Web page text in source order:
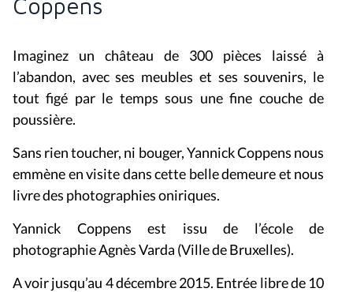
Imaginez un château de 300 pièces laissé à
l’abandon, avec ses meubles et ses souvenirs, le
tout figé par le temps sous une fine couche de
poussière.
Sans rien toucher, ni bouger, Yannick Coppens nous
emmène en visite dans cette belle demeure et nous
livre des photographies oniriques.
Yannick Coppens est issu de l’école de
photographie Agnès Varda (Ville de Bruxelles).
A voir jusqu’au 4 décembre 2015. Entrée libre de 10